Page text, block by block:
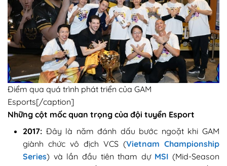
Điểm qua quá trình phát triển của GAM
Esports[/caption]
Những cột mốc quan trọng của đội tuyển Esport
2017: Đây là năm đánh dấu bước ngoặt khi GAM
giành chức vô địch VCS (Vietnam Championship
Series) và lần đầu tiên tham dự MSI (Mid-Season